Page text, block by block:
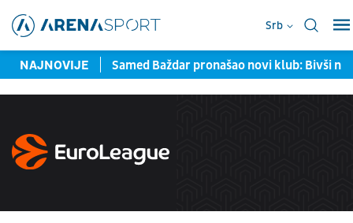
Srb
NAJNOVIJE
u Torontu Samed Baždar pronašao novi klub: Bivši